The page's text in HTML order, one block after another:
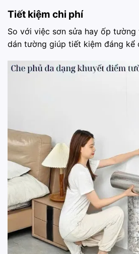
Tiết kiệm chi phí
So với việc sơn sửa hay ốp
dán tường giúp tiết kiệm đáng kể